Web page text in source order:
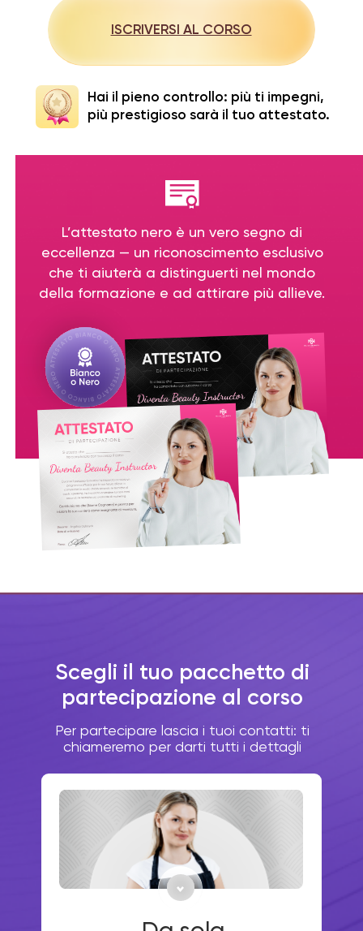
Hai il pieno controllo: più ti impegni,
più prestigioso sarà il tuo attestato.
ISCRIVERSI AL CORSO
L’attestato nero è un vero segno di
eccellenza — un riconoscimento esclusivo
che ti aiuterà a distinguerti nel mondo
della formazione e ad attirare più allieve.
Scegli il tuo pacchetto di
partecipazione al corso
Per partecipare lascia i tuoi contatti: ti
chiameremo per darti tutti i dettagli